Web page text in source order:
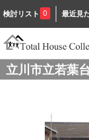
検討リスト 0 最近見
立川市立若葉